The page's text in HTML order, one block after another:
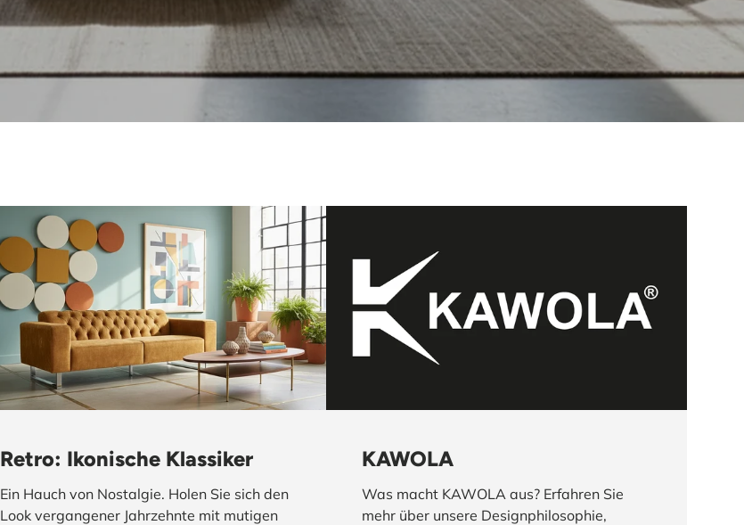
Retro: Ikonische Klassiker
Ein Hauch von Nostalgie. Holen Sie sich den
Look vergangener Jahrzehnte mit mutigen
KAWOLA
Was macht KAWOLA aus? Erfahren Sie
mehr über unsere Designphilosophie,